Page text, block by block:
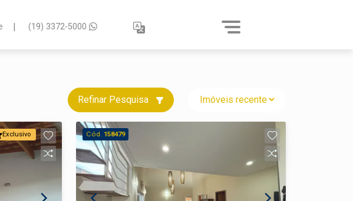
| (19) 3372-5000
Refinar Pesquisa
Exclusivo Cód. 158479